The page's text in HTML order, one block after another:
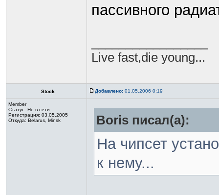
пассивного
Live fast,die young...
Stock Добавлено: 01.05.2006 0:19
Member
Статус: Не в сети
Регистрация: 03.05.2005
Откуда: Belarus, Minsk
Boris писал(а):
На чипсет
к нему...